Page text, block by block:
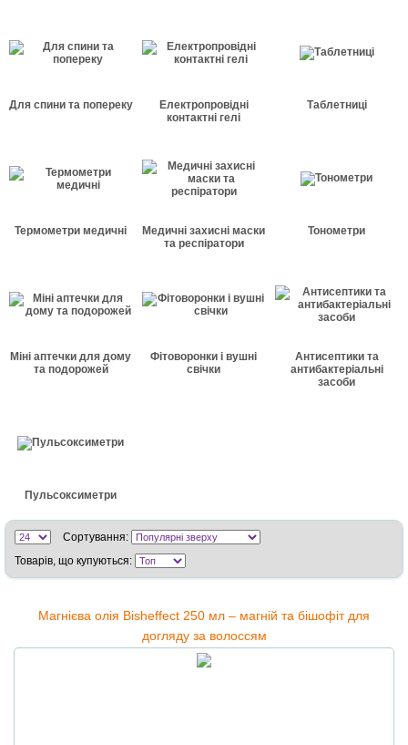
Для спини та попереку
Електропровідні
контактні гелі
Таблетниці
Термометри медичні
Медичні захисні маски
та респіратори
Тонометри
Міні аптечки для дому
та подорожей
Фітоворонки і вушні
свічки
Антисептики та
антибактеріальні
засоби
Пульсоксиметри
Сортування:
Товарів, що купуються:
Магнієва олія Bisheffect 250 мл – магній та бішофіт для
догляду за волоссям